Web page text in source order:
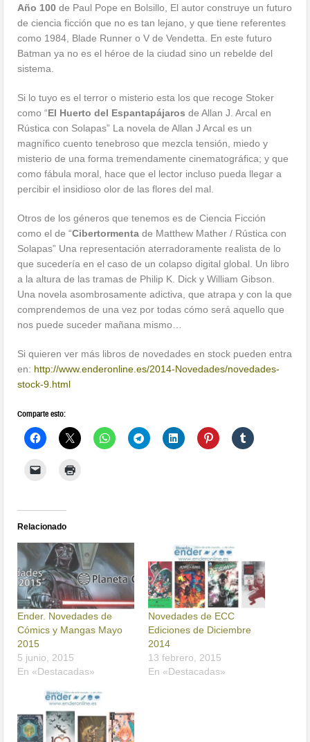
Año 100 de Paul Pope en Bolsillo, El autor construye un futuro
de ciencia ficción que no es tan lejano, y que tiene referentes
como 1984, Blade Runner o V de Vendetta. En este futuro
Batman ya no es el héroe de la ciudad sino un rebelde del
sistema.
Si lo tuyo es el terror o misterio esta los que recoge Stoker
como “El Huerto del Espantapájarosde Allan J. Arcal en
Rústica con Solapas” La novela de Allan J Arcal es un
magnífico cuento tenebroso que mezcla tensión, miedo y
misterio de una forma tremendamente cinematográfica; y que
como fábula moral, hace que el lector incluso pueda llegar a
percibir el insidioso olor de las flores del mal.
Otros de los géneros que tenemos es de Ciencia Ficción
como el de “Cibertormenta de Matthew Mather / Rústica con
Solapas” Una representación aterradoramente realista de lo
que sucedería en el caso de un colapso digital global. Un libro
a la altura de las tramas de Philip K. Dick y William Gibson.
Una novela asombrosamente adictiva, que atrapa y con la que
comprendemos de una vez por todas cómo será aquello que
nos puede suceder mañana mismo…
Si quieren ver más libros de novedades en stock pueden entra
en: http://www.enderonline.es/2014-Novedades/novedades-
stock-9.html
Comparte esto:
Relacionado
Ender. Novedades de
Cómics y Mangas Mayo
2015
5 junio, 2015
En «Destacadas»
Novedades de ECC
Ediciones de Diciembre
2014
13 febrero, 2015
En «Destacadas»